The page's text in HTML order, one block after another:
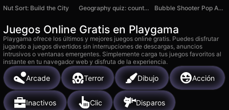
Nut Sort: Build the City
Geography quiz: countries, flags, capitals Bubble Shooter Pop Adventure
Juegos Online Gratis en Playgama
Playgama ofrece los últimos y mejores juegos online gratis. Puedes disfrutar
jugando a juegos divertidos sin interrupciones de descargas, anuncios
intrusivos o ventanas emergentes. Simplemente carga tus juegos favoritos al
instante en tu navegador web y disfruta de la experiencia.
Arcade Terror Dibujo Acción
Inactivos Clic Disparos